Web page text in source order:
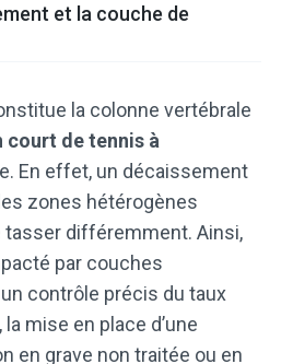
et la couche de
la colonne vertébrale
de tennis à
En effet, un décaissement
zones hétérogènes
différemment. Ainsi,
par couches
contrôle précis du taux
la mise en place d’une
en grave non traitée ou en